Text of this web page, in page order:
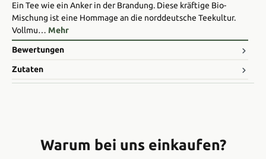
Ein Tee wie ein Anker in der Brandung. Diese kräftige Bio-
Mischung ist eine Hommage an die norddeutsche Teekultur.
Vollmu… Mehr
Bewertungen
Zutaten
Warum bei uns einkaufen?